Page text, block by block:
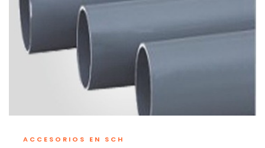
ACCESORIOS EN SCH